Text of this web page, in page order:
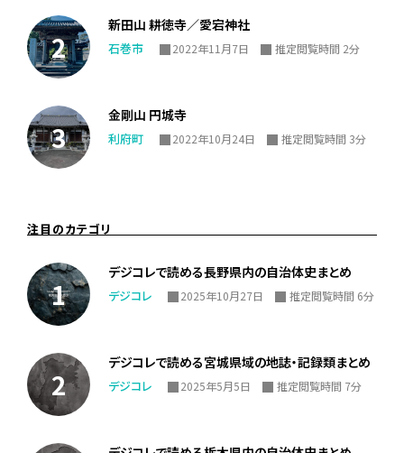
新田山 耕徳寺／愛宕神社
石巻市 2022年11月7日 推定閲覧時間 2分
金剛山 円城寺
利府町 2022年10月24日 推定閲覧時間 3分
注目のカテゴリ
デジコレで読める長野県内の自治体史まとめ
デジコレ 2025年10月27日 推定閲覧時間 6分
デジコレで読める宮城県域の地誌・記録類まとめ
デジコレ 2025年5月5日 推定閲覧時間 7分